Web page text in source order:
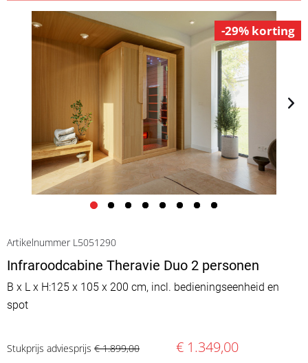
-29% korting
Artikelnummer L5051290
Infraroodcabine Theravie Duo 2 personen
B x L x H:125 x 105 x 200 cm, incl. bedieningseenheid en
spot
Stukprijs adviesprijs € 1.899,00 € 1.349,00